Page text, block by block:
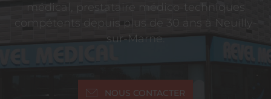
médical, prestataire médico-techniques
compétents depuis plus de 30 ans à Neuilly-
sur-Marne.
NOUS CONTACTER